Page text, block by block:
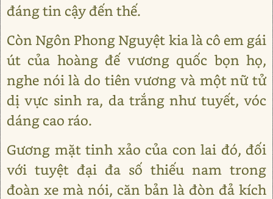
đáng tin cậy đến thế.
Còn Ngôn Phong Nguyệt kia là cô em gái
út của hoàng đế vương quốc bọn họ,
nghe nói là do tiên vương và một nữ tử
dị vực sinh ra, da trắng như tuyết, vóc
dáng cao ráo.
Gương mặt tinh xảo của con lai đó, đối
với tuyệt đại đa số thiếu nam trong
đoàn xe mà nói, căn bản là đòn đả kích